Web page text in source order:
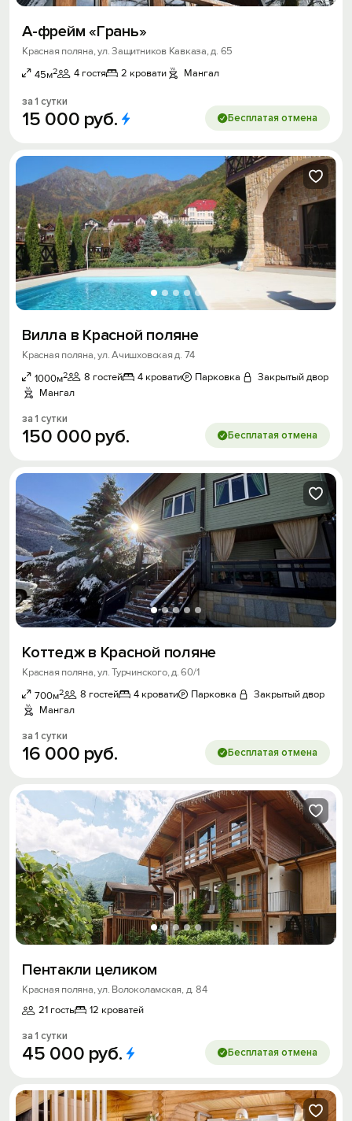
А-фpeйм «Гpань»
Красная поляна, ул. Защитников Кавказа, д. 65
45м2 4 гостя 2 кровати Мангал
за 1 сутки
15 000 руб. Бесплатая отмена
Вилла в Красной поляне
Красная поляна, ул. Ачишховская д. 74
1000м2 8 гостей 4 кровати Парковка
Закрытый двор
Мангал
за 1 сутки
150 000 руб. Бесплатая отмена
Коттедж в Красной поляне
Красная поляна, ул. Турчинского, д. 60/1
700м2 8 гостей 4 кровати Парковка
Закрытый двор
Мангал
за 1 сутки
16 000 руб. Бесплатая отмена
Пентакли целиком
Красная поляна, ул. Волоколамская, д. 84
21 гость
12 кроватей
за 1 сутки
45 000 руб. Бесплатая отмена